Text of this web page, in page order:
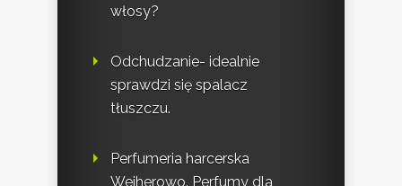
włosy?
Odchudzanie- idealnie
sprawdzi się spalacz
tłuszczu.
Perfumeria harcerska
Wejherowo. Perfumy dla